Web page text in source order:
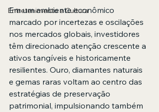
Entretenimento e Cultura
Em um ambiente econômico
marcado por incertezas e oscilações
nos mercados globais, investidores
têm direcionado atenção crescente a
ativos tangíveis e historicamente
resilientes. Ouro, diamantes naturais
e gemas raras voltam ao centro das
estratégias de preservação
patrimonial, impulsionando também